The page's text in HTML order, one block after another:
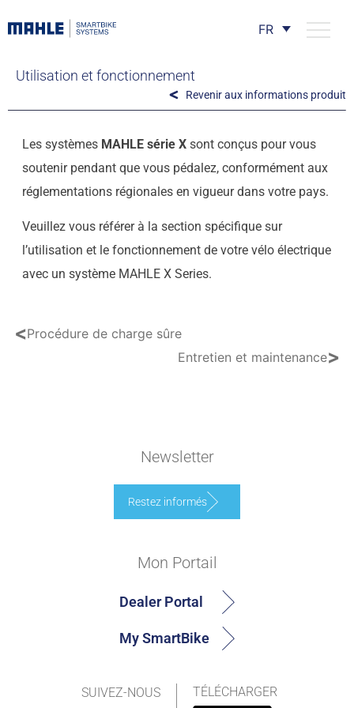
FR
Utilisation et fonctionnement
Revenir aux informations produit
Les systèmes MAHLE série Xsont conçus pour vous
soutenir pendant que vous pédalez, conformément aux
réglementations régionales en vigueur dans votre pays.
Veuillez vous référer à la section spécifique sur
l’utilisation et le fonctionnement de votre vélo électrique
avec un système MAHLE X Series.
<Procédure de charge sûre
Entretien et maintenance>
Newsletter
Restez informés
TÉLÉCHARGER
Mon Portail
Dealer Portal
My SmartBike
SUIVEZ-NOUS